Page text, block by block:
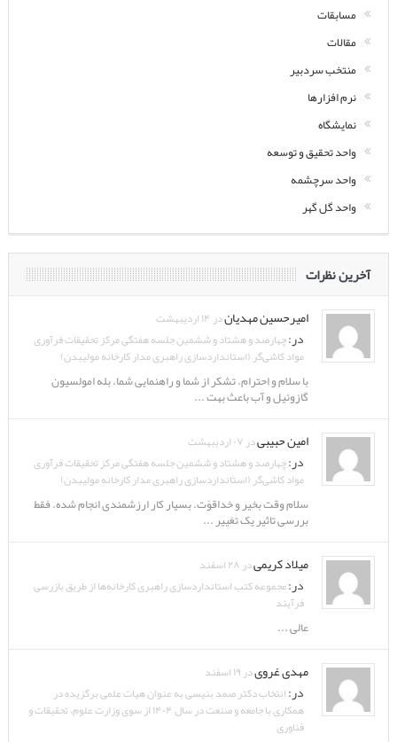
مسابقات
مقالات
منتخب سردبیر
نرم افزارها
نمایشگاه
واحد تحقیق و توسعه
واحد سرچشمه
واحد گل گهر
آخرین نظرات
امیرحسین مهدیاندر ۱۴ اردیبهشت
در:چهارصد و هشتاد و ششمین جلسه هفتگی مرکز تحقیقات فرآوری
مواد کاشی‌گر (استانداردسازی راهبری مدار کارخانه مولیبدن)
با سلام و احترام. تشکر از شما و راهنمایی شما. بله امولسیون
گازوئیل و آب باعث بهت ...
امین حبیبیدر ۰۷ اردیبهشت
در:چهارصد و هشتاد و ششمین جلسه هفتگی مرکز تحقیقات فرآوری
مواد کاشی‌گر (استانداردسازی راهبری مدار کارخانه مولیبدن)
سلام وقت بخیر و خداقوّت. بسیار کار ارزشمندی انجام شده. فقط
بررسی تاثیر یک تغییر ...
میلاد کریمیدر ۲۸ اسفند
در:مجموعه کتب استانداردسازی راهبری کارخانه‌ها از طریق بازرسی
فرآیند
عالی ...
مهدی غرویدر ۱۹ اسفند
در:انتخاب دکتر صمد بنیسی به عنوان هیات علمی برگزیده در
همکاری با جامعه و صنعت در سال ۱۴۰۴ از سوی وزارت علوم، تحقیقات و
فناوری